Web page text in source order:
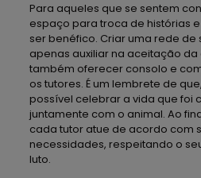
Para aqueles que se sentem
espaço para troca de histórias
ser benéfico. Criar uma rede
apenas auxiliar na aceitação
também oferecer consolo e
os tutores. É um lembrete de
possível celebrar a vida que foi
juntamente com o animal. Ao
cada tutor atue de acordo com
necessidades, respeitando o
luto.